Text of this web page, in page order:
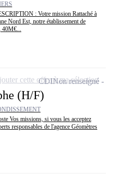
: Votre mission Rattaché à
Nord Est, notre établissement de
40M€...
(H/F)
Vos missions, si vous les acceptez
responsables de l'agence Géomètres
CDINon renseigné
cette offre à ma sélection